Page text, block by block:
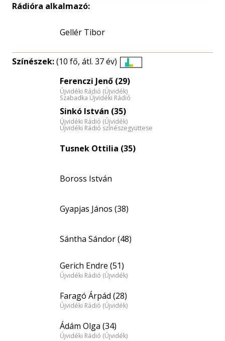
Rádióra alkalmazó:
Gellér Tibor
Színészek:(10 fő, átl. 37 év)
Ferenczi Jenő (29)
Újvidéki Rádió (Újvidék)
Szabadka Újvidéki Rádió
Sinkó István (35)
Újvidéki Rádió (Újvidék)
Újvidéki Rádió színészegyüttese
Tusnek Ottilia (35)
Boross István
Gyapjas János (38)
Sántha Sándor (48)
Gerich Endre (51)
Újvidéki Rádió (Újvidék)
Faragó Árpád (28)
Újvidéki Rádió (Újvidék)
Ádám Olga (34)
Újvidéki Rádió (Újvidék)